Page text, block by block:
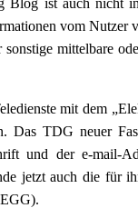
vom Nutzer
mittelbare
mit dem
Das TDG neuer
und der e-mail-
jetzt auch die für